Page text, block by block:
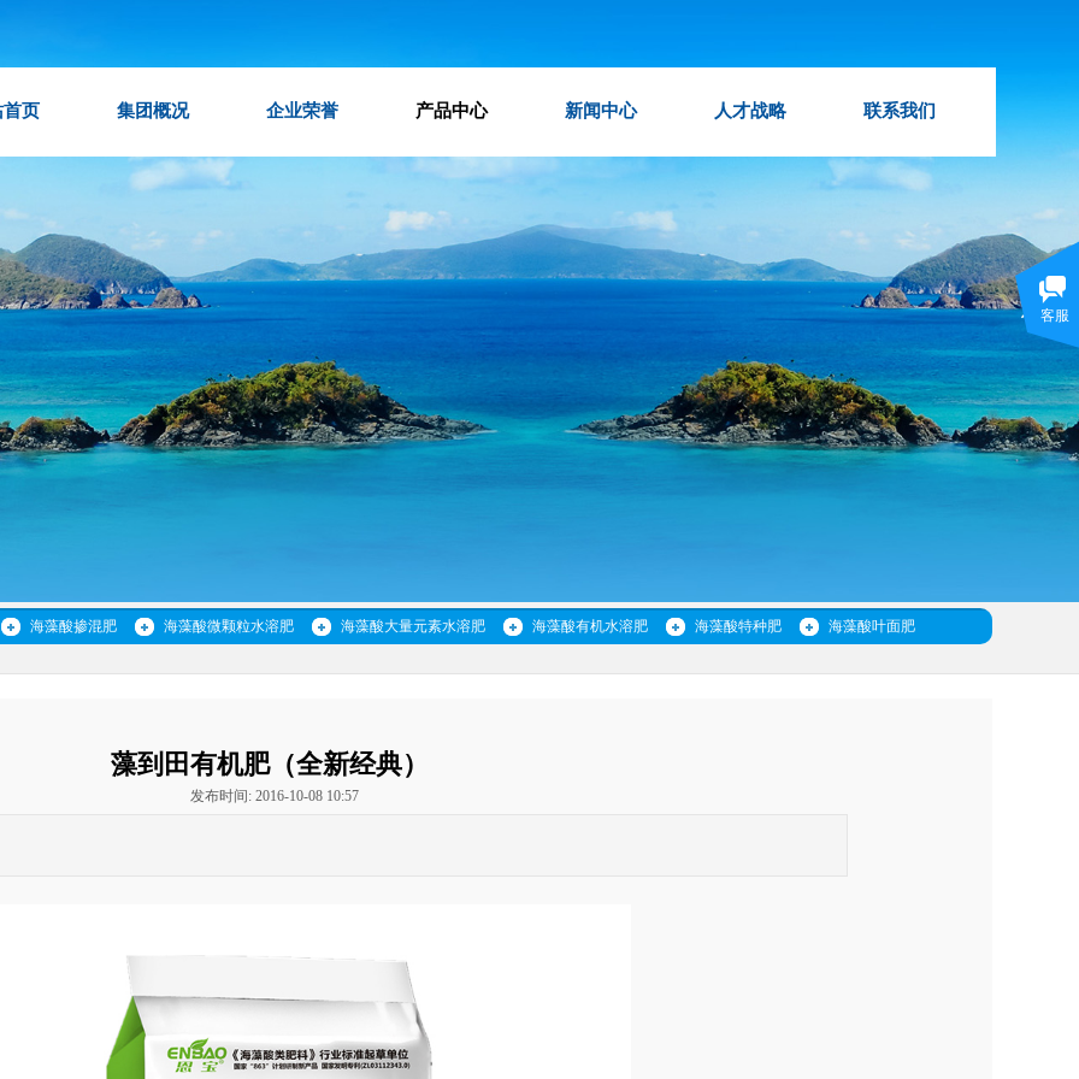
首页 集团概况 企业荣誉 产品中心 新闻中心 人才战略 联系我们
海藻酸掺混肥 海藻酸微颗粒水溶肥 海藻酸大量元素水溶肥 海藻酸有机水溶肥 海藻酸特种肥 海藻酸叶面肥
藻到田有机肥（全新经典）
发布时间: 2016-10-08 10:57
客服